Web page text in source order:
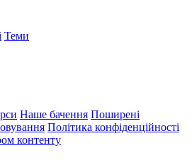
Теми
Наше бачення Поширені
Політика конфіденційності
контенту